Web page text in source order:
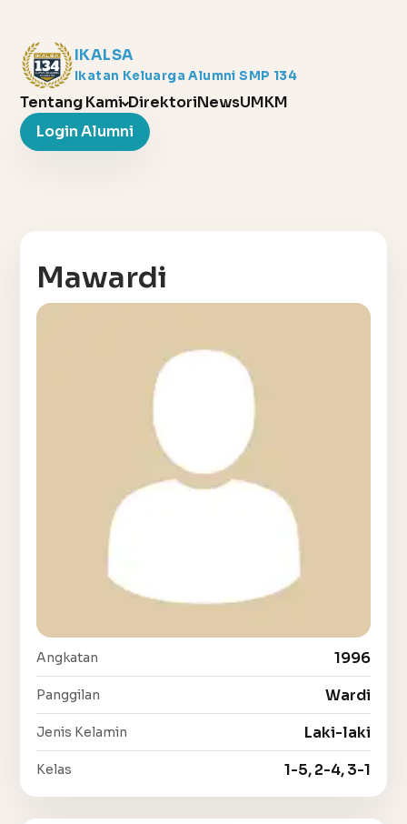
IKALSA
Ikatan Keluarga Alumni SMP 134
Tentang Kami DirektoriNewsUMKM
Login Alumni
Mawardi
Angkatan 1996
Panggilan Wardi
Jenis Kelamin Laki-laki
Kelas 1-5, 2-4, 3-1